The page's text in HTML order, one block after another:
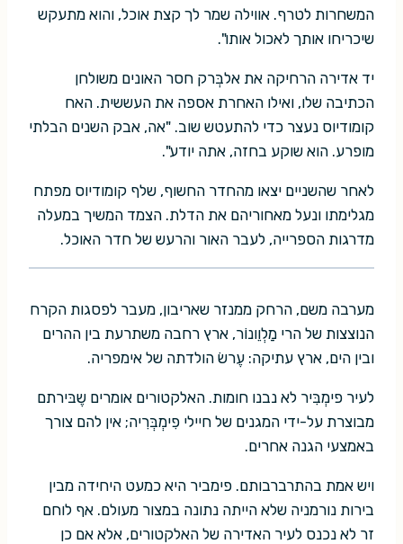
המשחרות לטרף. אווילה שמר לך קצת אוכל, והוא מתעקש
שיכריחו אותך לאכול אותו".
יד אדירה הרחיקה את אלבְּרק חסר האונים משולחן
הכתיבה שלו, ואילו האחרת אספה את העששית. האח
קומודיוס נעצר כדי להתעטש שוב. "אה, אבק השנים הבלתי
מופרע. הוא שוקע בחזה, אתה יודע".
לאחר שהשניים יצאו מהחדר החשוף, שלף קומודיוס מפתח
מגלימתו ונעל מאחוריהם את הדלת. הצמד המשיך במעלה
מדרגות הספרייה, לעבר האור והרעש של חדר האוכל.
מערבה משם, הרחק ממנזר שאריבון, מעבר לפסגות הקרח
הנוצצות של הרי מַלְוֵונוֹר, ארץ רחבה משתרעת בין ההרים
ובין הים, ארץ עתיקה: עֶרשׂ הולדתה של אימפריה.
לעיר פימְבִּיר לא נבנו חומות. האלקטורים אומרים שֶבּירתם
מבוצרת על-ידי המגנים של חיילי פִימְבְּרִיה; אין להם צורך
באמצעי הגנה אחרים.
ויש אמת בהתרברבותם. פימביר היא כמעט היחידה מבין
בירות נורמניה שלא הייתה נתונה במצור מעולם. אף לוחם
זר לא נכנס לעיר האדירה של האלקטורים, אלא אם כן